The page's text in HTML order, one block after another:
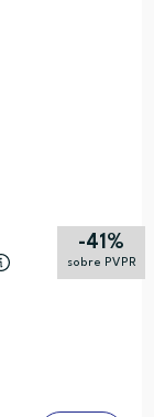
-41%
sobre PVPR